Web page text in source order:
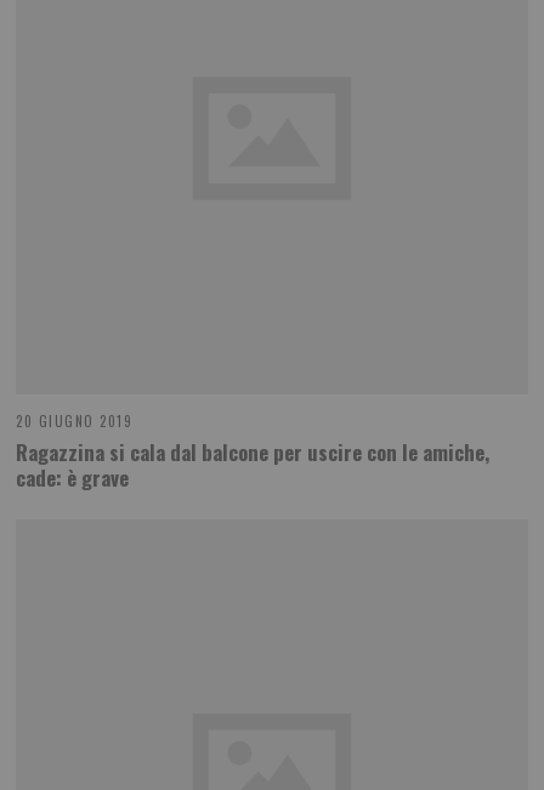
20 GIUGNO 2019
Ragazzina si cala dal balcone per uscire con le amiche,
cade: è grave